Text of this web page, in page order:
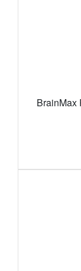
BrainMax